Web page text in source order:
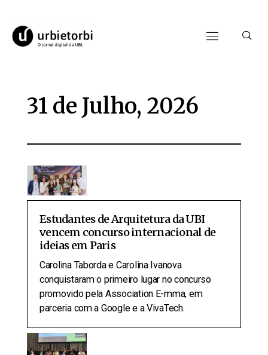
31 de Julho, 2026
Estudantes de Arquitetura da UBI
vencem concurso internacional de
ideias em Paris
Carolina Taborda e Carolina Ivanova
conquistaram o primeiro lugar no concurso
promovido pela Association E-mma, em
parceria com a Google e a VivaTech.